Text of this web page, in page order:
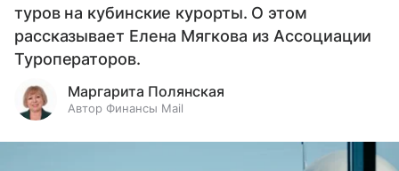
туров на кубинские курорты. О этом
рассказывает Елена Мягкова из Ассоциации
Туроператоров.
Маргарита Полянская
Автор Финансы Mail